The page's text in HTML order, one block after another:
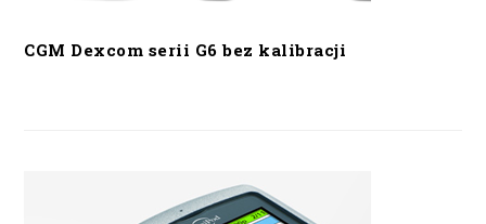
CGM Dexcom serii G6 bez kalibracji